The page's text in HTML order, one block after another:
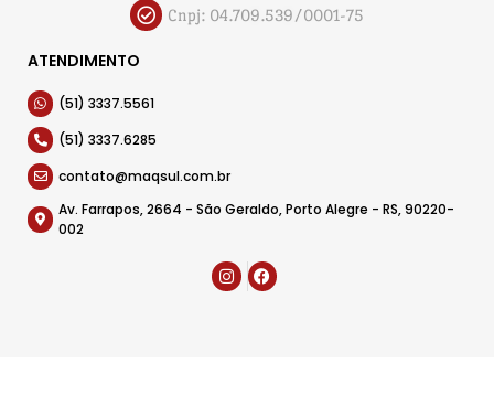
Cnpj: 04.709.539/0001-75
ATENDIMENTO
(51) 3337.5561
(51) 3337.6285
contato@maqsul.com.br
Av. Farrapos, 2664 - São Geraldo, Porto Alegre - RS, 90220-
002